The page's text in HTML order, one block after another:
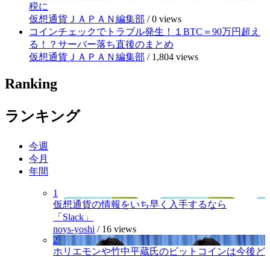
税に
仮想通貨ＪＡＰＡＮ編集部 /0 views
コインチェックでトラブル発生！１BTC＝90万円超え
る！？サーバー落ち直後のまとめ
仮想通貨ＪＡＰＡＮ編集部 / 1,804 views
Ranking
ランキング
今週
今月
年間
1
仮想通貨の情報をいち早く入手するなら
「Slack」
noys-yoshi / 16 views
2
ホリエモンや竹中平蔵氏のビットコインは今後ど